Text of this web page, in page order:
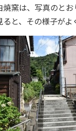
焼窯は、写真のと
ると、その様子がよ